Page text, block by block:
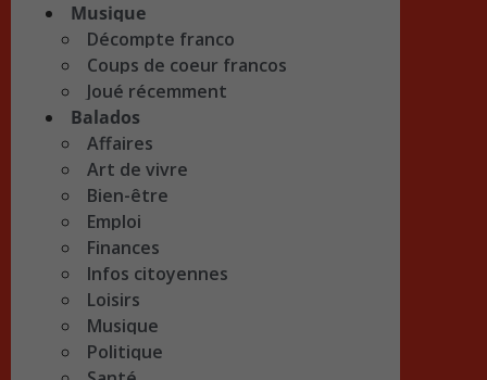
Musique
Décompte franco
Coups de coeur francos
Joué récemment
Balados
Affaires
Art de vivre
Bien-être
Emploi
Finances
Infos citoyennes
Loisirs
Musique
Politique